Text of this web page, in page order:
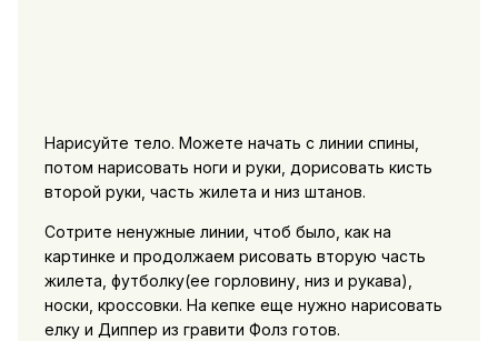
Нарисуйте тело. Можете начать с линии спины,
потом нарисовать ноги и руки, дорисовать кисть
второй руки, часть жилета и низ штанов.
Сотрите ненужные линии, чтоб было, как на
картинке и продолжаем рисовать вторую часть
жилета, футболку(ее горловину, низ и рукава),
носки, кроссовки. На кепке еще нужно нарисовать
елку и Диппер из гравити Фолз готов.